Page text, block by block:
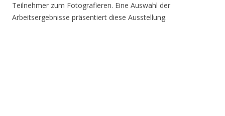
Teilnehmer zum Fotografieren. Eine Auswahl der
Arbeitsergebnisse präsentiert diese Ausstellung.